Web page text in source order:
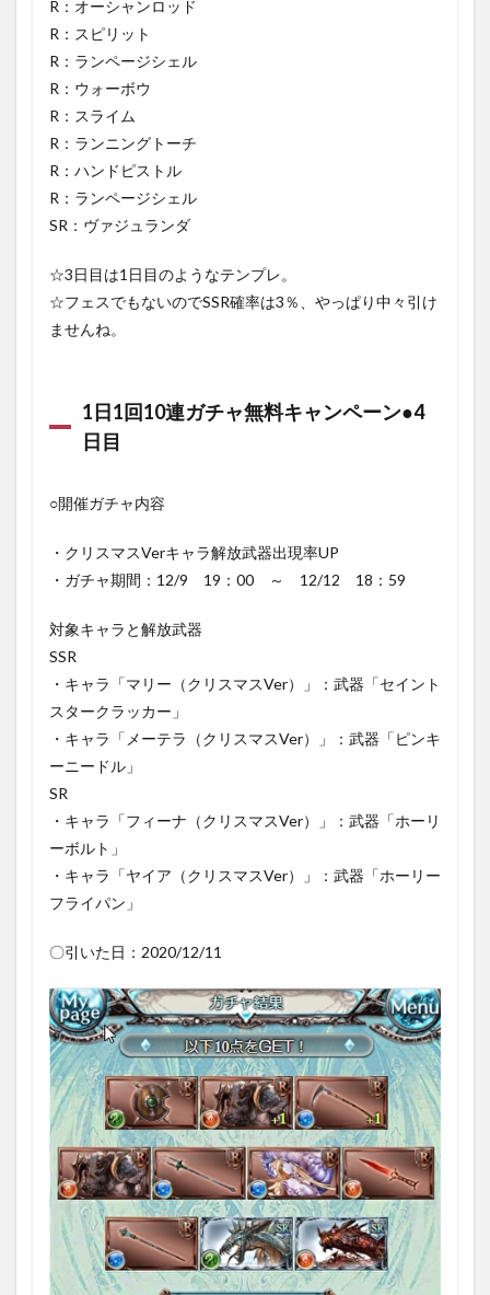
R：オーシャンロッド
R：スピリット
R：ランページシェル
R：ウォーボウ
R：スライム
R：ランニングトーチ
R：ハンドピストル
R：ランページシェル
SR：ヴァジュランダ
☆3日目は1日目のようなテンプレ。
☆フェスでもないのでSSR確率は3％、やっぱり中々引け
ませんね。
1日1回10連ガチャ無料キャンペーン●4
日目
○開催ガチャ内容
・クリスマスVerキャラ解放武器出現率UP
・ガチャ期間：12/9 19：00 ～ 12/12 18：59
対象キャラと解放武器
SSR
・キャラ「マリー（クリスマスVer）」：武器「セイント
スタークラッカー」
・キャラ「メーテラ（クリスマスVer）」：武器「ピンキ
ーニードル」
SR
・キャラ「フィーナ（クリスマスVer）」：武器「ホーリ
ーボルト」
・キャラ「ヤイア（クリスマスVer）」：武器「ホーリー
フライパン」
〇引いた日：2020/12/11